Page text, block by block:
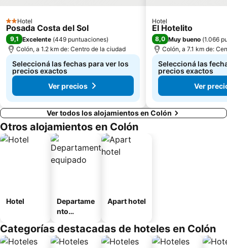
2 Estrellas
Hotel
Posada Costa del Sol
9,1 Excelente (449 puntuaciones)
Colón, a 1.2 km de: Centro de la ciudad
Seleccioná las fechas para ver los
precios exactos
Ver precios
Hotel
El Hotelito
8,0 Muy bueno (1.066
Colón, a 7.1 km de:
Seleccioná las
precios exactos
Ver
Ver todos los alojamientos en Colón
Otros alojamientos en Colón
Hotel
Departame
nto
Apart hotel
Categorías destacadas de hoteles en Colón